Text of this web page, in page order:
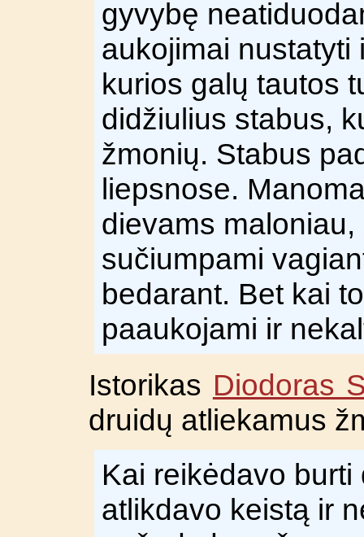
gyvybę
aukojimai nustatyti
kurios galų tautos
didžiulius stabus,
žmonių. Stabus
liepsnose.
dievams
sučiumpami
bedarant. Bet kai
paaukojami ir
Istorikas Diodoras
druidų atliekamus
Kai reikėdavo
atlikdavo keistą ir